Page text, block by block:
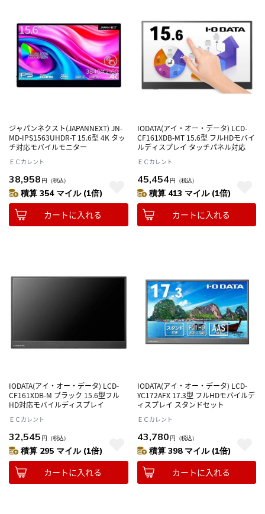
ジャパンネクスト(JAPANNEXT) JN-
MD-IPS1563UHDR-T 15.6型 4K タッ
チ対応モバイルモニター
ＥＣカレント
38,958 円 （税込）
積算 354 マイル (1倍)
カートに入れる
IODATA(アイ・オー・データ) LCD-
CF161XDB-MT 15.6型 フルHDモバイ
ルディスプレイ タッチパネル対応
ＥＣカレント
45,454円 （税込）
積算 413 マイル (1倍)
カートに入れる
IODATA(アイ・オー・データ) LCD-
CF161XDB-M ブラック 15.6型フル
HD対応モバイルディスプレイ
ＥＣカレント
32,545 円 （税込）
積算 295 マイル (1倍)
カートに入れる
IODATA(アイ・オー・データ) LCD-
YC172AFX 17.3型 フルHDモバイルデ
ィスプレイ スタンドセット
ＥＣカレント
43,780 円 （税込）
積算 398 マイル (1倍)
カートに入れる